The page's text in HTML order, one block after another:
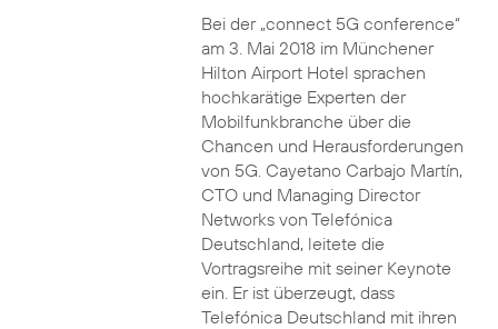
Bei der „connect 5G conference“
am 3. Mai 2018 im Münchener
Hilton Airport Hotel sprachen
hochkarätige Experten der
Mobilfunkbranche über die
Chancen und Herausforderungen
von 5G. Cayetano Carbajo Martín,
CTO und Managing Director
Networks von Telefónica
Deutschland, leitete die
Vortragsreihe mit seiner Keynote
ein. Er ist überzeugt, dass
Telefónica Deutschland mit ihren